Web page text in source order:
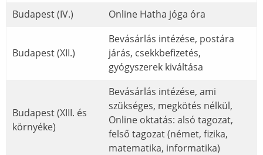
Budapest (IV.) Online Hatha jóga óra
Budapest (XII.)
Bevásárlás intézése, postára
járás, csekkbefizetés,
gyógyszerek kiváltása
Budapest (XIII. és
környéke)
Bevásárlás intézése, ami
szükséges, megkötés nélkül,
Online oktatás: alsó tagozat,
felső tagozat (német, fizika,
matematika, informatika)